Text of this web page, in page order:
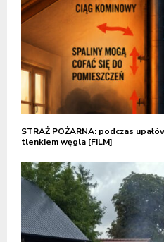
STRAŻ POŻARNA: podczas
tlenkiem węgla [FILM]